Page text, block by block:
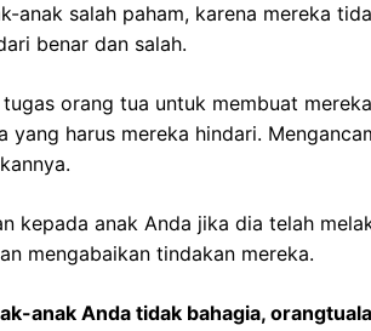
anak salah paham, karena mereka
benar dan salah.
orang tua untuk membuat
yang harus mereka hindari.
kepada anak Anda jika dia telah
mengabaikan tindakan mereka.
anak Anda tidak bahagia,